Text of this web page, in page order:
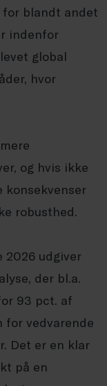
for blandt andet
indenfor
global
hvor
og hvis ikke
konsekvenser
robusthed.
2026 udgiver
der bl.a.
93 pct. af
for vedvarende
Det er en klar
på en